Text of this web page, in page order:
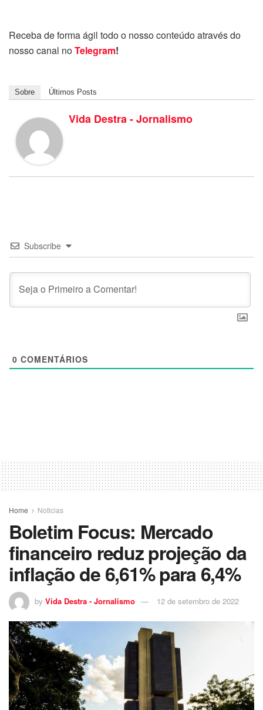
Receba de forma ágil todo o nosso conteúdo através do
nosso canal noTelegram!
Sobre Últimos Posts
Vida Destra - Jornalismo
Subscribe
0 COMENTÁRIOS
Home Noticias
Boletim Focus: Mercado
financeiro reduz projeção da
inflação de 6,61% para 6,4%
by Vida Destra - Jornalismo 12 de setembro de 2022